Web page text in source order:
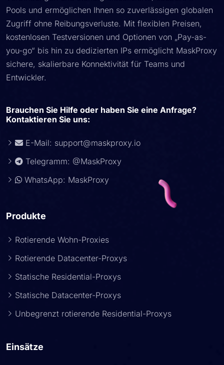
Pools und ermöglichen Ihnen so zuverlässigen globalen
Zugriff ohne Reibungsverluste. Mit flexiblen Preisen,
kostenlosen Testversionen und Optionen von „Pay-as-
you-go“ bis hin zu dedizierten IPs ermöglicht MaskProxy
sichere, skalierbare Konnektivität für Teams und
Entwickler.
Brauchen Sie Hilfe oder haben Sie eine Anfrage?
Kontaktieren Sie uns:
E-Mail: support@maskproxy.io
Telegramm: @MaskProxy
WhatsApp: MaskProxy
Produkte
Rotierende Wohn-Proxies
Rotierende Datacenter-Proxys
Statische Residential-Proxys
Statische Datacenter-Proxys
Unbegrenzt rotierende Residential-Proxys
Einsätze